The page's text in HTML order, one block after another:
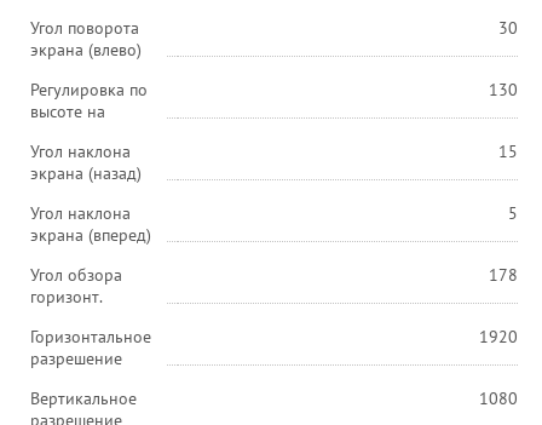
Угол поворота
экрана (влево)
30
Регулировка по
высоте на
130
Угол наклона
экрана (назад)
15
Угол наклона
экрана (вперед)
5
Угол обзора
горизонт.
178
Горизонтальное
разрешение
1920
Вертикальное
разрешение
1080